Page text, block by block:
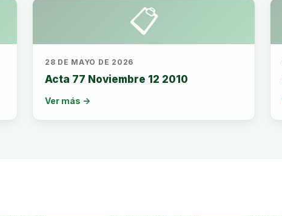
📋
28 DE MAYO DE 2026
Acta 77 Noviembre 12 2010
Ver más →